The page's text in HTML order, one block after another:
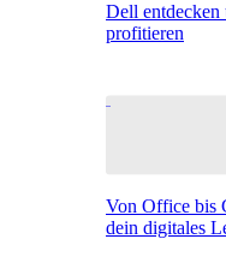
Dell entdecken
profitieren
Von Office bis
dein digitales